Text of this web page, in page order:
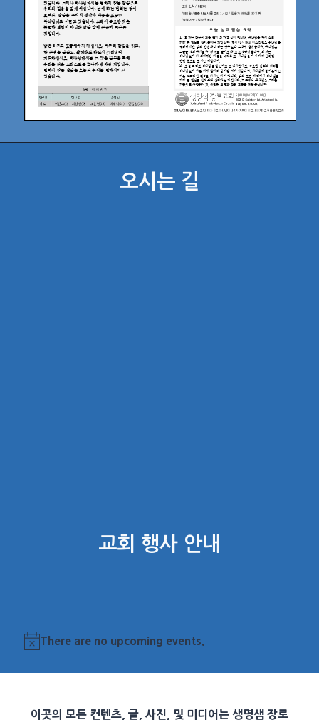
오시는 길
교회 행사 안내
Notice
There are no upcoming events.
이곳의 모든 컨텐츠, 글, 사진, 및 미디어는 생명샘 장로